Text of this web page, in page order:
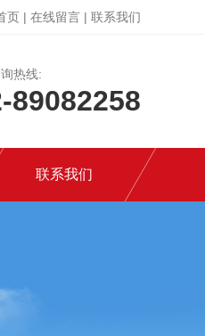
页 | 在线留言 | 联系我们
热线:
89082258
联系我们